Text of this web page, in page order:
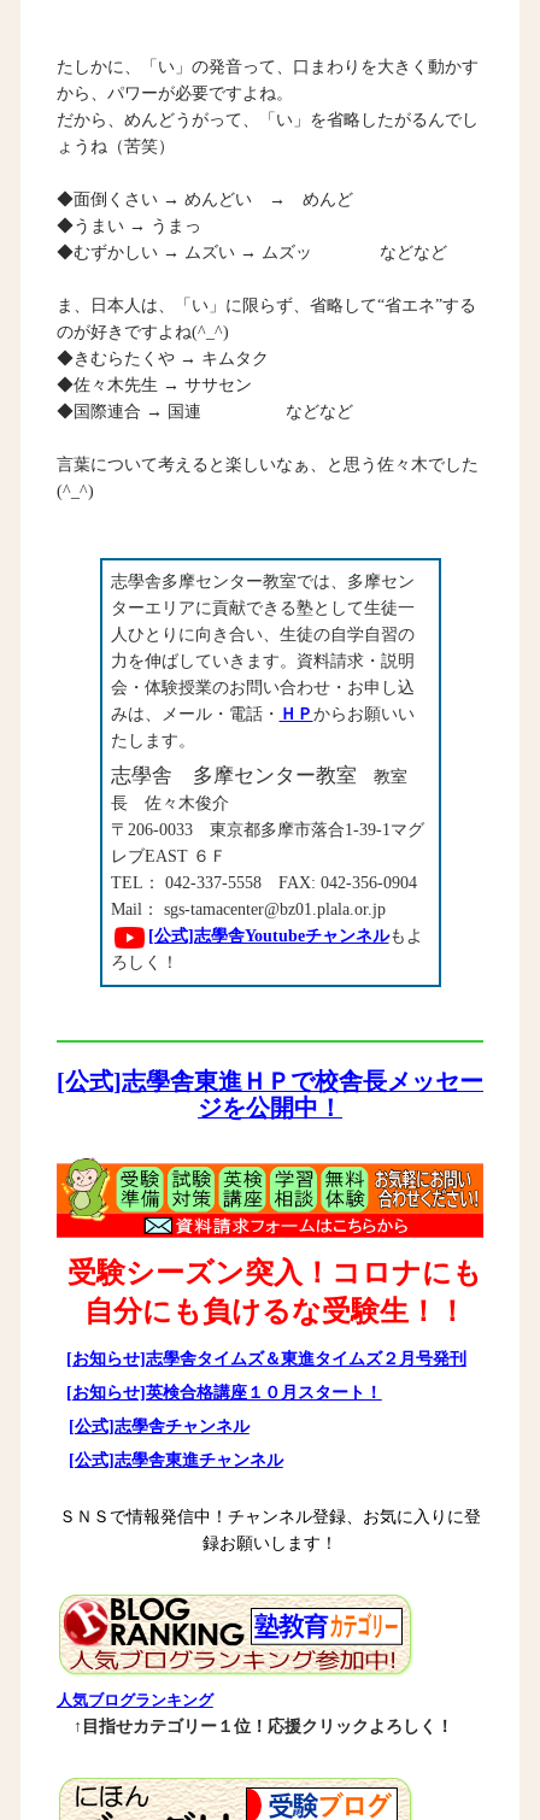
たしかに、「い」の発音って、口まわりを大きく動かす
から、パワーが必要ですよね。
だから、めんどうがって、「い」を省略したがるんでし
ょうね（苦笑）
◆面倒くさい → めんどい → めんど
◆うまい → うまっ
◆むずかしい → ムズい → ムズッ などなど
ま、日本人は、「い」に限らず、省略して“省エネ”する
のが好きですよね(^_^)
◆きむらたくや → キムタク
◆佐々木先生 → ササセン
◆国際連合 → 国連 などなど
言葉について考えると楽しいなぁ、と思う佐々木でした
(^_^)
志學舎多摩センター教室では、多摩セン
ターエリアに貢献できる塾として生徒一
人ひとりに向き合い、生徒の自学自習の
力を伸ばしていきます。資料請求・説明
会・体験授業のお問い合わせ・お申し込
みは、メール・電話・
ＨＰ からお願いい
たします。
志學舎 多摩センター教室 教室
長 佐々木俊介
〒206-0033 東京都多摩市落合1-39-1マグ
レブEAST ６Ｆ
TEL： 042-337-5558 FAX: 042-356-0904
Mail： sgs-tamacenter@bz01.plala.or.jp
[公式]志學舎Youtubeチャンネルもよ
ろしく！
[公式]志學舎東進ＨＰで校舎長メッセー
ジを公開中！
受験シーズン突入！コロナにも
自分にも負けるな受験生！！
[お知らせ]志學舎タイムズ＆東進タイムズ２月号発刊
[お知らせ]英検合格講座１０月スタート！
[公式]志學舎チャンネル
[公式]志學舎東進チャンネル
ＳＮＳで情報発信中！チャンネル登録、お気に入りに登
録お願いします！
人気ブログランキング
↑目指せカテゴリー１位！応援クリックよろしく！